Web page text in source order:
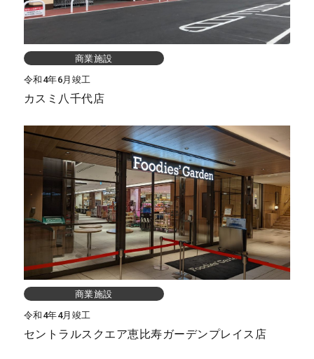
商業施設
令和4年6月竣工
カスミ八千代店
商業施設
令和4年4月竣工
セントラルスクエア恵比寿ガーデンプレイス店